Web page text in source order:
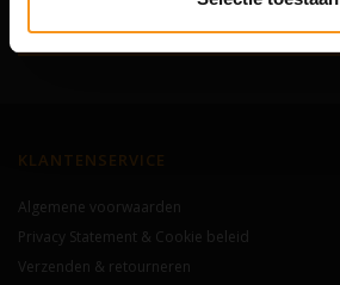
Abonneer
KLANTENSERVICE
Algemene voorwaarden
Privacy Statement & Cookie beleid
Verzenden & retourneren